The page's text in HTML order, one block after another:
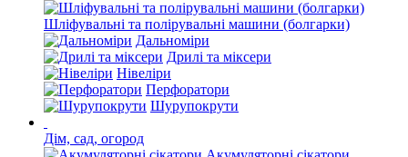
Шліфувальні та полірувальні машини (болгарки)
Дальноміри
Дрилі та міксери
Нівеліри
Перфоратори
Шурупокрути
Дім, сад, огород